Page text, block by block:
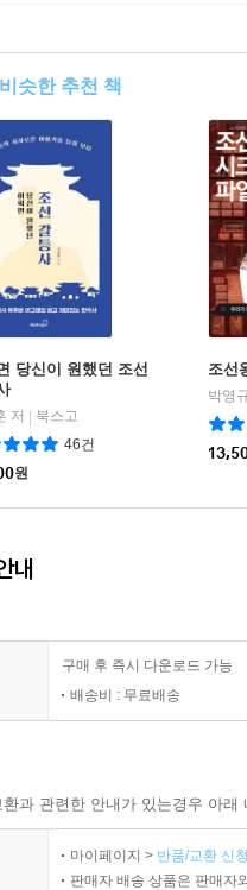
슷한 추천 책
당신이 원했던 조선
저 | 북스고
46건
원
조선
박영
내
구매 후 즉시 다운로드 가능
배송비 : 무료배송
과 관련한 안내가 있는경우 아
마이페이지 > 반품/교환 신
판매자 배송 상품은 판매자